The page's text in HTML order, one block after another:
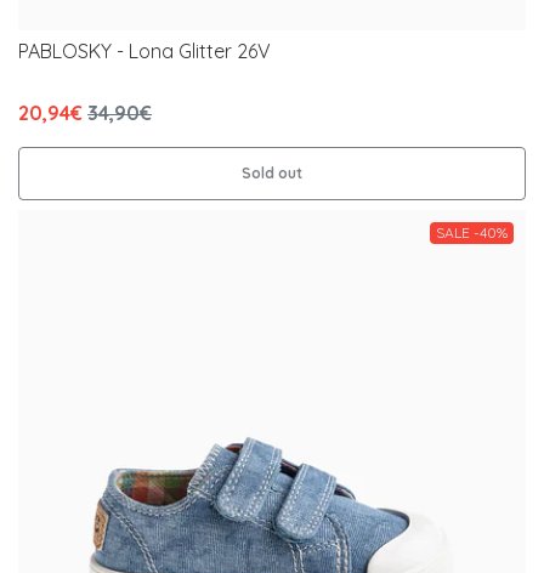
PABLOSKY - Lona Glitter 26V
20,94€ 34,90€
Sold out
SALE -40%